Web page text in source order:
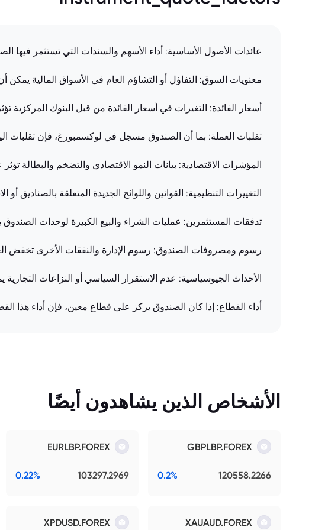
عائدات الأصول الأساسية: أداء الأسهم والسندات التي تستثمر فيها
معنويات السوق: التفاؤل أو التشاؤم العام في الأسواق المالية
أسعار الفائدة: التغيرات في أسعار الفائدة من قبل البنوك المركزية
تقلبات العملة: بما أن الصندوق مسجل في لوكسمبورغ، فإن تقلبات
المؤشرات الاقتصادية: بيانات النمو الاقتصادي والتضخم والبطالة
التغييرات التنظيمية: القوانين واللوائح الجديدة المتعلقة بالصناديق
تدفقات المستثمرين: عمليات الشراء والبيع الكبيرة لوحدات
رسوم ومصروفات الصندوق: رسوم الإدارة والنفقات الأخرى تخفض
الأحداث الجيوسياسية: عدم الاستقرار السياسي أو النزاعات
أداء القطاع: إذا كان الصندوق يركز على قطاع معين، فإن أداء هذا
الأشخاص الذين يشاهدون أيضًا
GBPLBP.FOREX
120558.2266
0.2%
EURLBP.FOREX
103297.2969
0.22%
XAUAUD.FOREX
XPDUSD.FOREX